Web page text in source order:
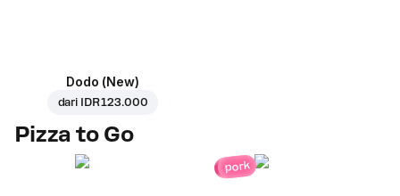
Dodo (New)
dari IDR 123.000
Pizza to Go
pork